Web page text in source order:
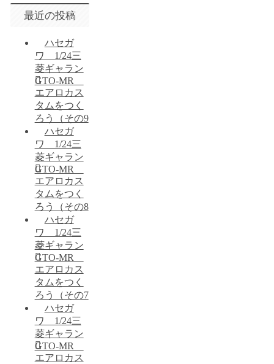
最近の投稿
ハセガ
ワ 1/24三
菱ギャラン
GTO-MR
エアロカス
タムをつく
ろう（その9
ハセガ
ワ 1/24三
菱ギャラン
GTO-MR
エアロカス
タムをつく
ろう（その8
ハセガ
ワ 1/24三
菱ギャラン
GTO-MR
エアロカス
タムをつく
ろう（その7
ハセガ
ワ 1/24三
菱ギャラン
GTO-MR
エアロカス